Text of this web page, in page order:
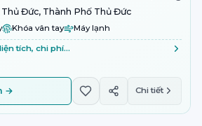
Thủ Đức, Thành Phố Thủ Đức
Khóa vân tay Máy lạnh
tích, chi phí…
→ Chi tiết